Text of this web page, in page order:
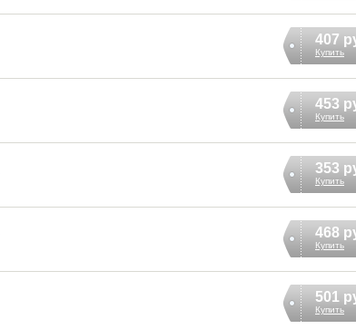
407
Купить
453
Купить
353
Купить
468
Купить
501
Купить